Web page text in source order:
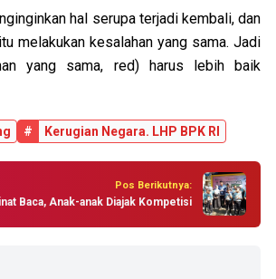
hal serupa terjadi kembali, dan
melakukan kesalahan yang sama. Jadi
yang sama, red) harus lebih baik
# Kerugian Negara. LHP BPK RI
Pos Berikutnya:
Baca, Anak-anak Diajak Kompetisi